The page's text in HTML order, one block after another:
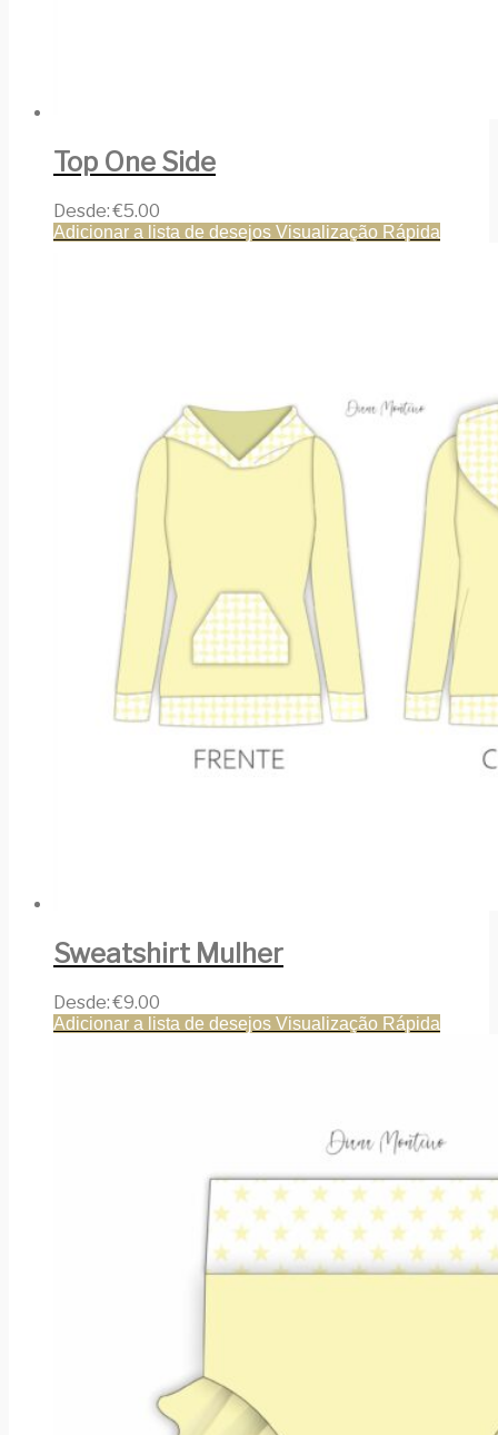
Top One Side
Desde:€5.00
Adicionar a lista de desejos Visualização Rápida
Sweatshirt Mulher
Desde:€9.00
Adicionar a lista de desejos Visualização Rápida